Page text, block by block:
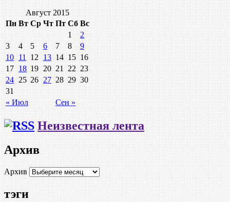
Август 2015
Пн Вт Ср Чт Пт Сб Вс
« Июл Сен »
1
2
3
4 5 6 7 8
9
10 11 12 13 14 15 16
17 18 19 20 21 22 23
24 25 26 27 28 29 30
31
Неизвестная лента
Архив
Архив
тэги